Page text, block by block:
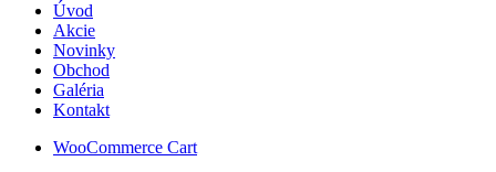
Úvod
Akcie
Novinky
Obchod
Galéria
Kontakt
WooCommerce Cart